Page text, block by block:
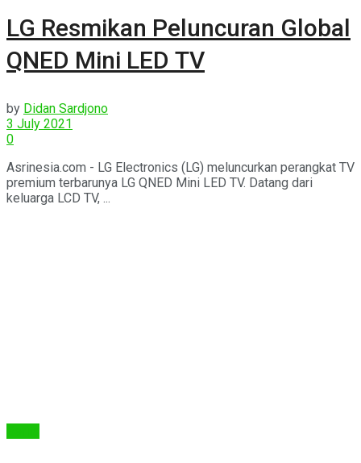
LG Resmikan Peluncuran Global
QNED Mini LED TV
by Didan Sardjono
3 July 2021
0
Asrinesia.com - LG Electronics (LG) meluncurkan perangkat TV
premium terbarunya LG QNED Mini LED TV. Datang dari
keluarga LCD TV, ...